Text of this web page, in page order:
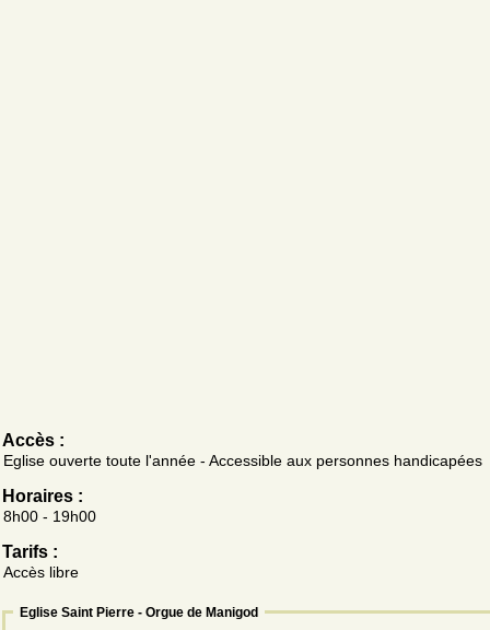
Accès :
Eglise ouverte toute l'année - Accessible aux personnes handicapées
Horaires :
8h00 - 19h00
Tarifs :
Accès libre
Eglise Saint Pierre - Orgue de Manigod